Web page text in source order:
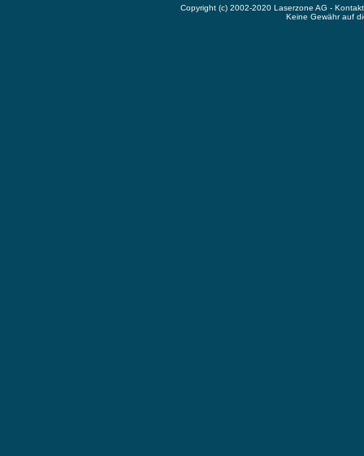
Copyright (c) 2002-2020 Laserzone AG -
Keine Gewähr auf